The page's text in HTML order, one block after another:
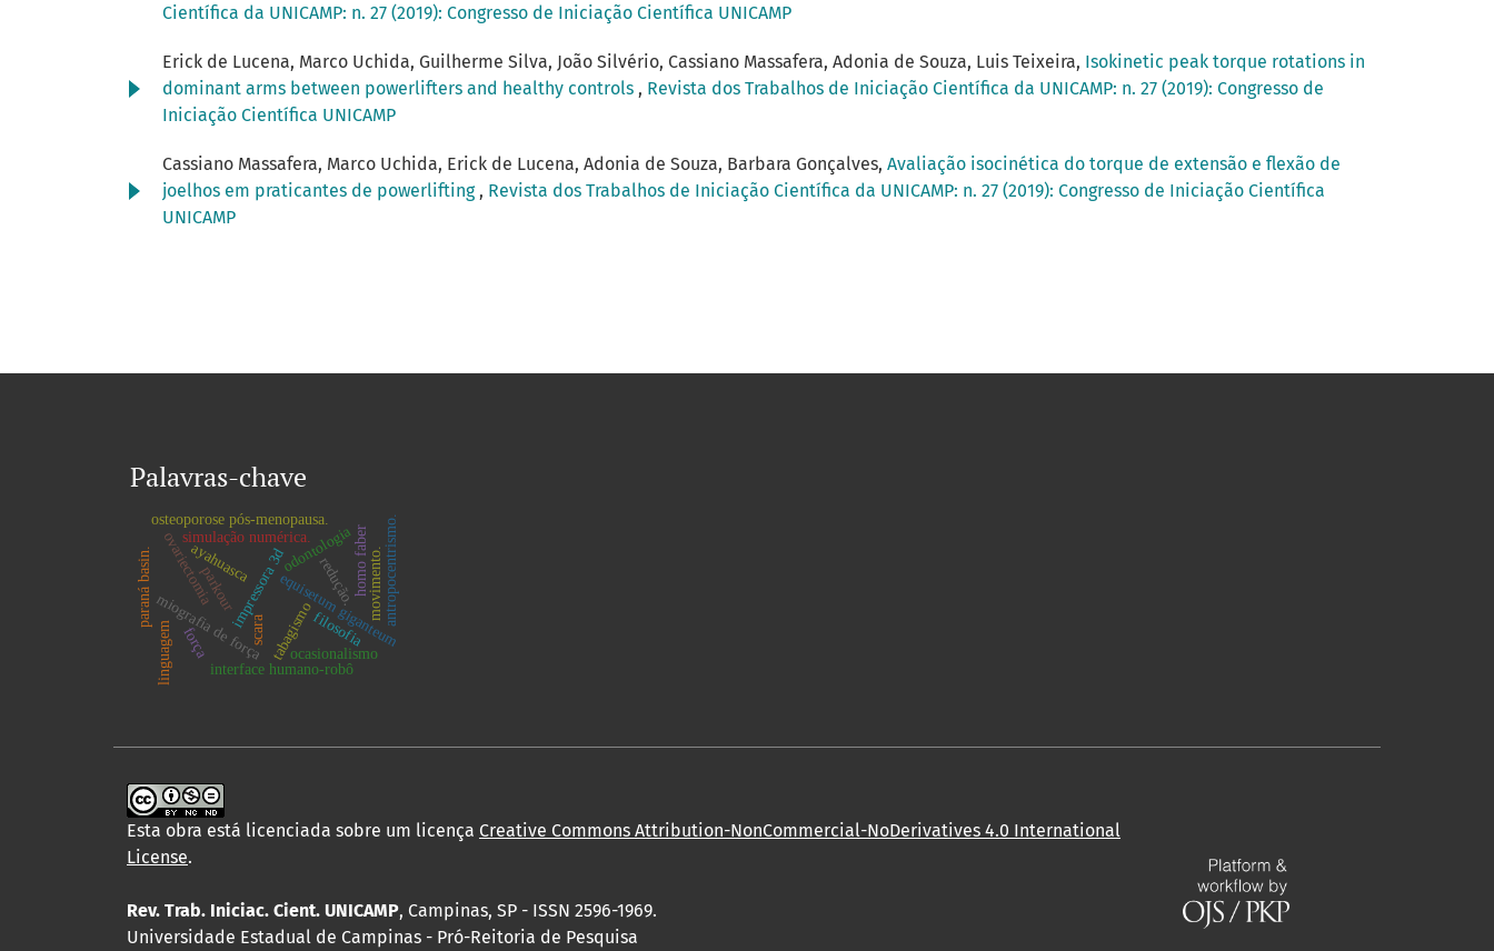
Científica da UNICAMP: n. 27 (2019): Congresso de Iniciação Científica UNICAMP
Erick de Lucena, Marco Uchida, Guilherme Silva, João Silvério, Cassiano Massafera, Adonia de Souza, Luis Teixeira, Isokinetic peak torque rotations in
dominant arms between powerlifters and healthy controls , Revista dos Trabalhos de Iniciação Científica da UNICAMP: n. 27 (2019): Congresso de
Iniciação Científica UNICAMP
Cassiano Massafera, Marco Uchida, Erick de Lucena, Adonia de Souza, Barbara Gonçalves, Avaliação isocinética do torque de extensão e flexão de
joelhos em praticantes de powerlifting, Revista dos Trabalhos de Iniciação Científica da UNICAMP: n. 27 (2019): Congresso de Iniciação Científica
UNICAMP
Palavras-chave
impressora 3d
scara
simulação numérica.
equisetum giganteum
ovariectomia
osteoporose pós-menopausa.
miografia de força
interface humano-robô
ayahuasca
tabagismo
redução.
ocasionalismo
força
movimento.
odontologia
paraná basin. parkour
filosofia
homo faber antropocentrismo.
linguagem
Esta obra está licenciada sobre um licença Creative Commons Attribution-NonCommercial-NoDerivatives 4.0 International
License.
Rev. Trab. Iniciac. Cient. UNICAMP, Campinas, SP - ISSN 2596-1969.
Universidade Estadual de Campinas - Pró-Reitoria de Pesquisa